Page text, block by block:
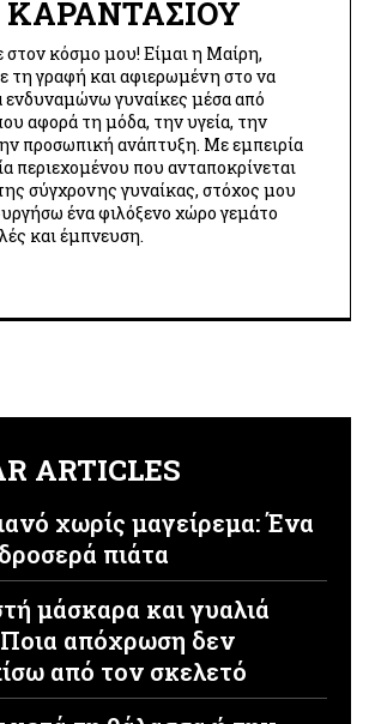
κόσμο μου! Είμαι η Μαίρη,
τη γραφή και αφιερωμένη στο να
ενδυναμώνω γυναίκες μέσα από
αφορά τη μόδα, την υγεία, την
προσωπική ανάπτυξη. Με εμπειρία
περιεχομένου που ανταποκρίνεται
σύγχρονης γυναίκας, στόχος μου
ένα φιλόξενο χώρο γεμάτο
και έμπνευση.
ARTICLES
χωρίς μαγείρεμα: Ένα
πιάτα
μάσκαρα και γυαλιά
απόχρωση δεν
από τον σκελετό